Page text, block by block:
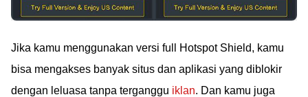
Jika kamu menggunakan versi full Hotspot Shield, kamu
bisa mengakses banyak situs dan aplikasi yang diblokir
dengan leluasa tanpa terganggu iklan. Dan kamu juga